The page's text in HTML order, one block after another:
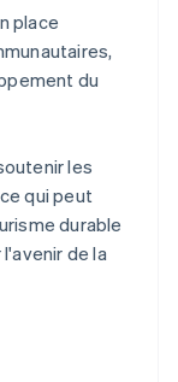
place
du
les
qui peut
durable
de la